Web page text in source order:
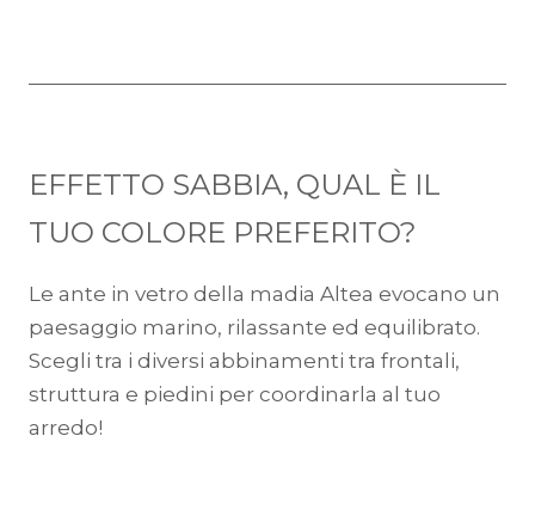
EFFETTO SABBIA, QUAL È IL
TUO COLORE PREFERITO?
Le ante in vetro della madia Altea evocano un
paesaggio marino, rilassante ed equilibrato.
Scegli tra i diversi abbinamenti tra frontali,
struttura e piedini per coordinarla al tuo
arredo!